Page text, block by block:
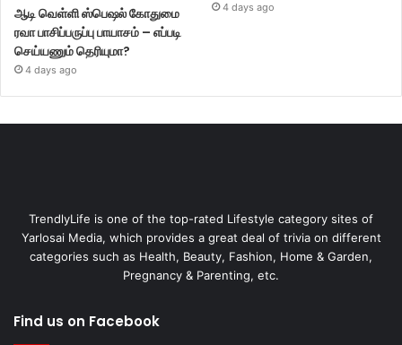
ஆடி வெள்ளி ஸ்பெஷல் கோதுமை
ரவா பாசிப்பருப்பு பாயாசம் – எப்படி
செய்யணும் தெரியுமா?
4 days ago
4 days ago
TrendlyLife is one of the top-rated Lifestyle category sites of
Yarlosai Media, which provides a great deal of trivia on different
categories such as Health, Beauty, Fashion, Home & Garden,
Pregnancy & Parenting, etc.
Find us on Facebook